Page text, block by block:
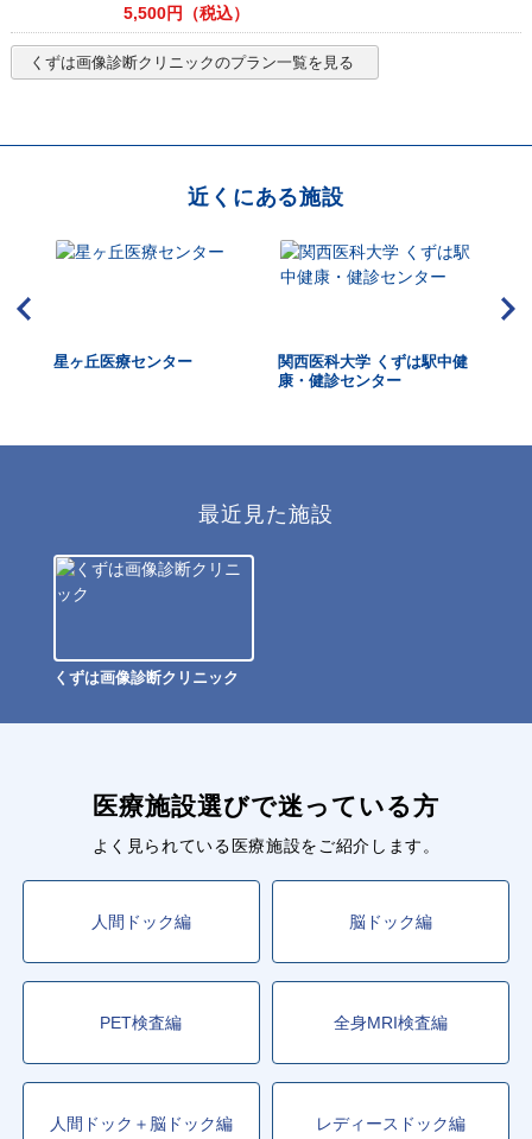
5,500円（税込）
くずは画像診断クリニックのプラン一覧を見る
近くにある施設
星ヶ丘医療センター
関西医科大学 くずは駅中健
康・健診センター
最近見た施設
くずは画像診断クリニック
医療施設選びで迷っている方
よく見られている医療施設をご紹介します。
人間ドック編 脳ドック編
PET検査編 全身MRI検査編
人間ドック＋脳ドック編 レディースドック編